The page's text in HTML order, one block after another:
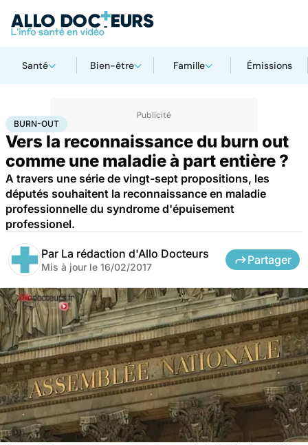
Santé Bien-être Famille Émissions
AccueilSanté Burn-out
BURN-OUT
Vers la reconnaissance du burn out
comme une maladie à part entière ?
A travers une série de vingt-sept propositions, les
députés souhaitent la reconnaissance en maladie
professionnelle du syndrome d'épuisement
professionel.
Par La rédaction d'Allo Docteurs
Mis à jour le 16/02/2017
Partager